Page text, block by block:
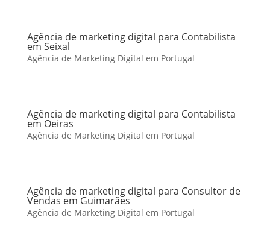
Agência de marketing digital para Contabilista
em Seixal
Agência de Marketing Digital em Portugal
Agência de marketing digital para Contabilista
em Oeiras
Agência de Marketing Digital em Portugal
Agência de marketing digital para Consultor de
Vendas em Guimarães
Agência de Marketing Digital em Portugal